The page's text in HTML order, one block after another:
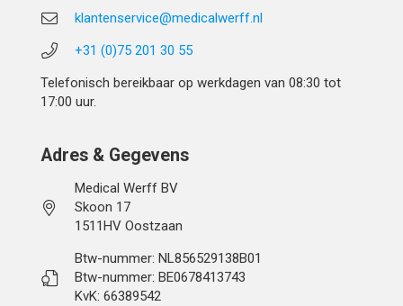
klantenservice@medicalwerff.nl
+31 (0)75 201 30 55
Telefonisch bereikbaar op werkdagen van 08:30 tot
17:00 uur.
Adres & Gegevens
Medical Werff BV
Skoon 17
1511HV Oostzaan
Btw-nummer: NL856529138B01
Btw-nummer: BE0678413743
KvK: 66389542